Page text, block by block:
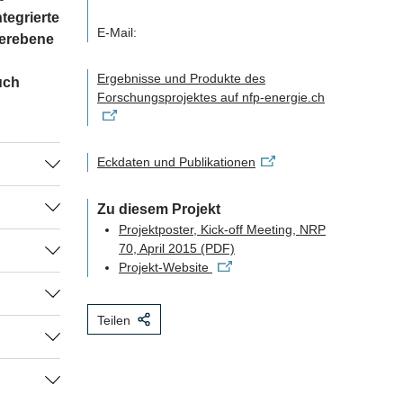
2050
zu
es,
MES
das
um
bei der
E-Mail:
Ergebnisse und Produkte des
Forschungsprojektes auf nfp-energie.ch
Eckdaten und Publikationen
Zu diesem Projekt
Projektposter, Kick-off Meeting, NRP
70, April 2015 (PDF)
Projekt-Website
Teilen